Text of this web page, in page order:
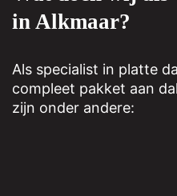
in Alkmaar?
Als specialist in platte
compleet pakket aan
zijn onder andere: